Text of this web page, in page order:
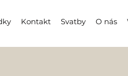
Kontakt Svatby O nás